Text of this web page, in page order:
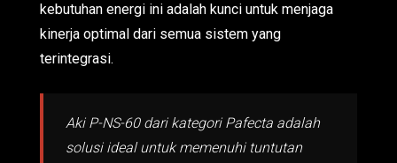
kebutuhan energi ini adalah kunci untuk menjaga
kinerja optimal dari semua sistem yang
terintegrasi.
Aki P-NS-60 dari kategori Pafecta adalah
solusi ideal untuk memenuhi tuntutan